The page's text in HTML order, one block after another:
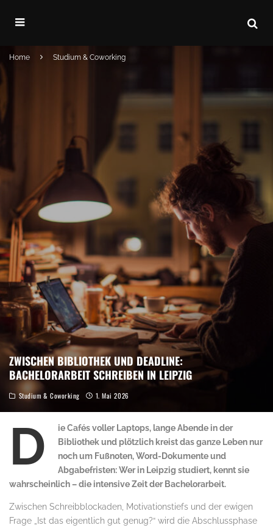
Home Studium & Coworking
ZWISCHEN BIBLIOTHEK UND DEADLINE:
BACHELORARBEIT SCHREIBEN IN LEIPZIG
Studium & Coworking 1. Mai 2026
D
ie Cafés voller Laptops, lange Abende in der
Bibliothek und plötzlich kreist das ganze Leben nur
noch um Fußnoten, Word-Dokumente und
Abgabefristen: Wer in Leipzig studiert, kennt sie
wahrscheinlich – die intensive Zeit der Bachelorarbeit.
Zwischen Schreibblockaden, Motivationstiefs und der ewigen
Frage „Ist das eigentlich gut genug?“ wird die Abschlussphase